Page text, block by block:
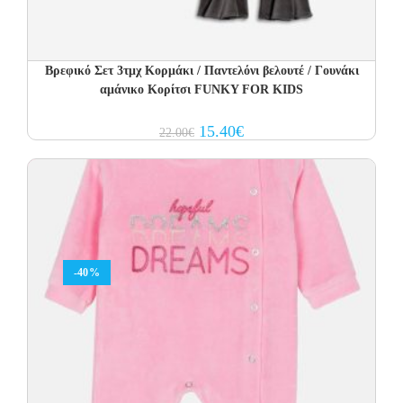
Βρεφικό Σετ 3τμχ Κορμάκι / Παντελόνι βελουτέ / Γουνάκι
αμάνικο Κορίτσι FUNKY FOR KIDS
22.00€ Original
price
15.40€Current
price
-40%